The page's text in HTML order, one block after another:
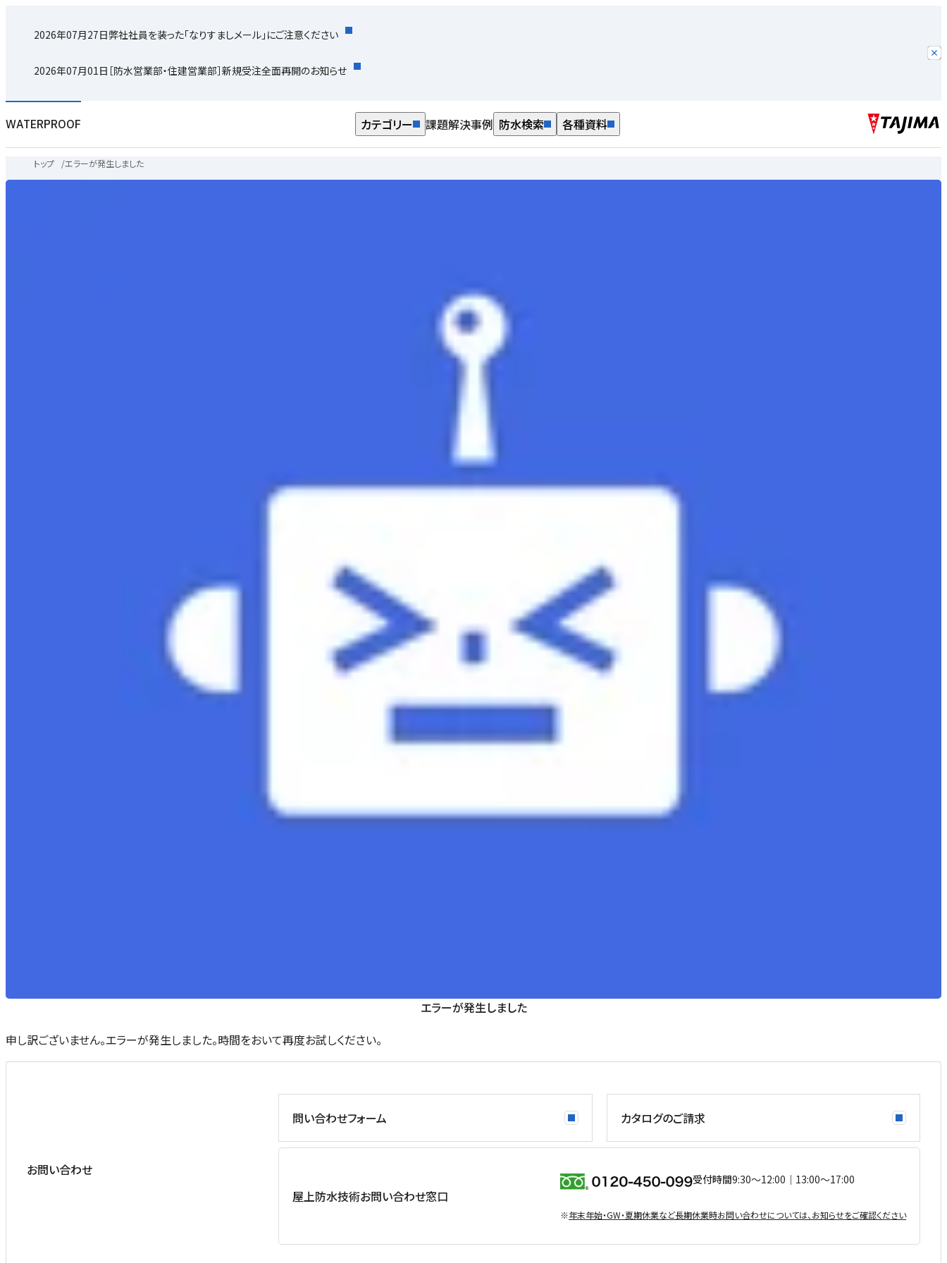
2026年07月27日弊社社員を装った「なりすましメール」にご注意ください
2026年07月01日 ［防水営業部・住建営業部］新規受注全面再開のお知らせ
WATERPROOF カテゴリー 課題解決事例 防水検索 各種資料
トップ /エラーが発生しました
エラーが発生しました
申し訳ございません。エラーが発生しました。時間をおいて再度お試しください。
お問い合わせ
問い合わせフォーム カタログのご請求
屋上防水技術お問い合わせ窓口
受付時間9:30〜12:00｜13:00〜17:00
※年末年始・GW・夏期休業など⻑期休業時お問い合わせについては、お知らせをご確認ください